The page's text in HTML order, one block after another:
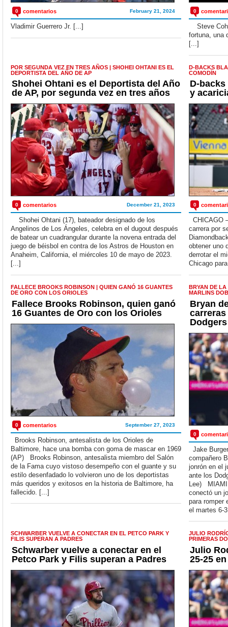
0 comentarios February 21, 2024
Vladimir Guerrero Jr. [...]
0
Steve
fortuna, una
[...]
POR SEGUNDA VEZ EN TRES AÑOS | SHOHEI OHTANI ES EL
DEPORTISTA DEL AÑO DE AP
Shohei Ohtani es el Deportista del Año
de AP, por segunda vez en tres años
0 comentarios December 21, 2023
Shohei Ohtani (17), bateador designado de los
Angelinos de Los Ángeles, celebra en el dugout después
de batear un cuadrangular durante la novena entrada del
juego de béisbol en contra de los Astros de Houston en
Anaheim, California, el miércoles 10 de mayo de 2023.
[...]
D-BACKS
COMODÍN
D-
y
0
CHICAGO
carrera por
obtener uno
derrotar el
Chicago
FALLECE BROOKS ROBINSON | QUIEN GANÓ 16 GUANTES
DE ORO CON LOS ORIOLES
Fallece Brooks Robinson, quien ganó
16 Guantes de Oro con los Orioles
0 comentarios September 27, 2023
Brooks Robinson, antesalista de los Orioles de
Baltimore, hace una bomba con goma de mascar en 1969
(AP) Brooks Robinson, antesalista miembro del Salón
de la Fama cuyo vistoso desempeño con el guante y su
estilo desenfadado lo volvieron uno de los deportistas
más queridos y exitosos en la historia de Baltimore, ha
fallecido. [...]
BRYAN DE LA
MARLINS
Bryan
Dodgers
0
Jake
compañero
jonrón en el
ante los
Lee) MIAMI
conectó un
para romper
el martes 6-
SCHWARBER VUELVE A CONECTAR EN EL PETCO PARK Y
FILIS SUPERAN A PADRES
Schwarber vuelve a conectar en el
Petco Park y Filis superan a Padres
JULIO
PRIMERAS
Julio
25-25